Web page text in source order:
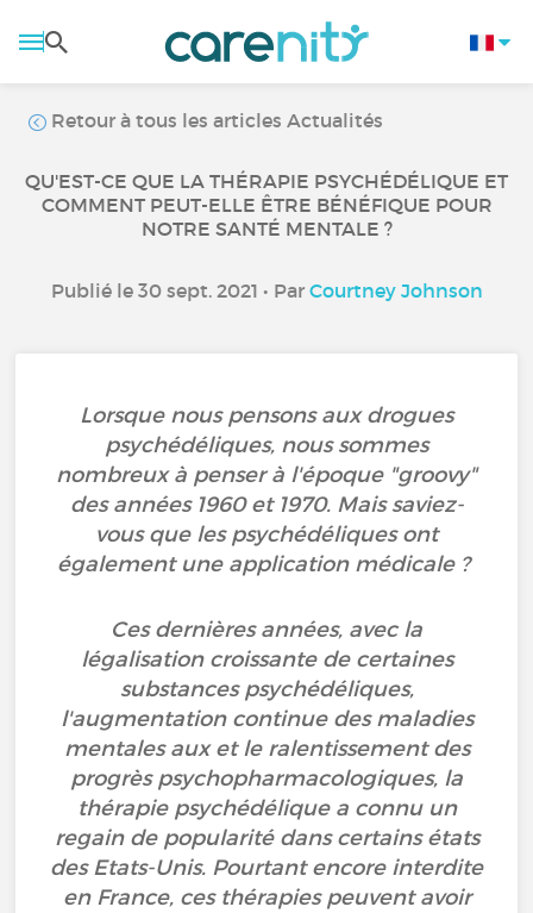
Retour à tous les articles Actualités
QU'EST-CE QUE LA THÉRAPIE PSYCHÉDÉLIQUE ET
COMMENT PEUT-ELLE ÊTRE BÉNÉFIQUE POUR
NOTRE SANTÉ MENTALE ?
Publié le 30 sept. 2021 • Par Courtney Johnson
Lorsque nous pensons aux drogues
psychédéliques, nous sommes
nombreux à penser à l'époque "groovy"
des années 1960 et 1970. Mais saviez-
vous que les psychédéliques ont
également une application médicale ?
Ces dernières années, avec la
légalisation croissante de certaines
substances psychédéliques,
l'augmentation continue des maladies
mentales aux et le ralentissement des
progrès psychopharmacologiques, la
thérapie psychédélique a connu un
regain de popularité dans certains états
des Etats-Unis. Pourtant encore interdite
en France, ces thérapies peuvent avoir